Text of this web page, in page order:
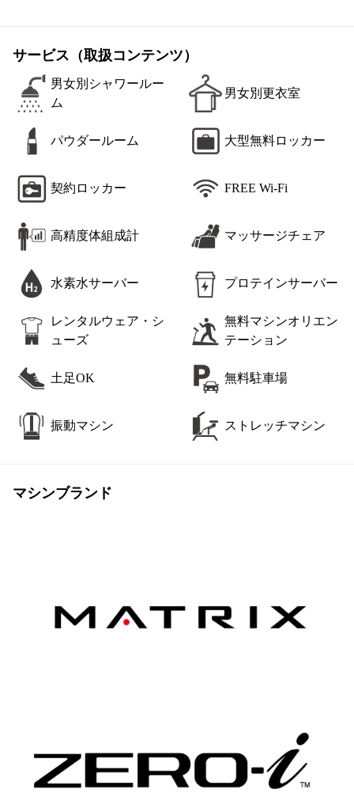
サービス（取扱コンテンツ）
男女別シャワールー
ム
男女別更衣室
パウダールーム 大型無料ロッカー
契約ロッカー FREE Wi-Fi
高精度体組成計 マッサージチェア
水素水サーバー プロテインサーバー
レンタルウェア・シ
ューズ
無料マシンオリエン
テーション
土足OK 無料駐車場
振動マシン ストレッチマシン
マシンブランド